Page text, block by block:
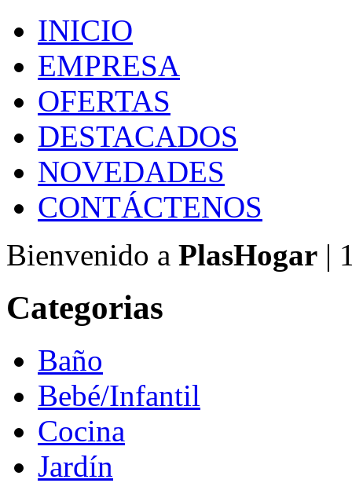
INICIO
EMPRESA
OFERTAS
DESTACADOS
NOVEDADES
CONTÁCTENOS
Bienvenido a PlasHogar |
Categorias
Baño
Bebé/Infantil
Cocina
Jardín